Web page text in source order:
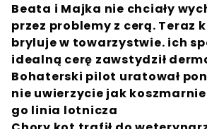
Beata i Majka nie chciały
przez problemy z cerą. Teraz
bryluje w towarzystwie. ich
idealną cerę zawstydził
Bohaterski pilot uratował
nie uwierzycie jak
go linia lotnicza